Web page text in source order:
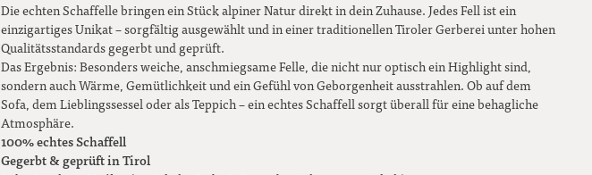
Die echten Schaffelle bringen ein Stück alpiner Natur direkt in dein Zuhause. Jedes Fell ist ein
einzigartiges Unikat – sorgfältig ausgewählt und in einer traditionellen Tiroler Gerberei unter hohen
Qualitätsstandards gegerbt und geprüft.
Das Ergebnis: Besonders weiche, anschmiegsame Felle, die nicht nur optisch ein Highlight sind,
sondern auch Wärme, Gemütlichkeit und ein Gefühl von Geborgenheit ausstrahlen. Ob auf dem
Sofa, dem Lieblingssessel oder als Teppich – ein echtes Schaffell sorgt überall für eine behagliche
Atmosphäre.
100% echtes Schaffell
Gegerbt & geprüft in Tirol